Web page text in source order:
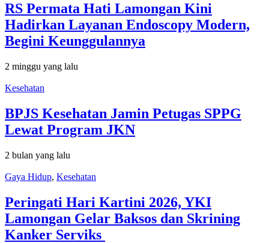
RS Permata Hati Lamongan Kini
Hadirkan Layanan Endoscopy Modern,
Begini Keunggulannya
2 minggu yang lalu
Kesehatan
BPJS Kesehatan Jamin Petugas SPPG
Lewat Program JKN
2 bulan yang lalu
Gaya Hidup, Kesehatan
Peringati Hari Kartini 2026, YKI
Lamongan Gelar Baksos dan Skrining
Kanker Serviks